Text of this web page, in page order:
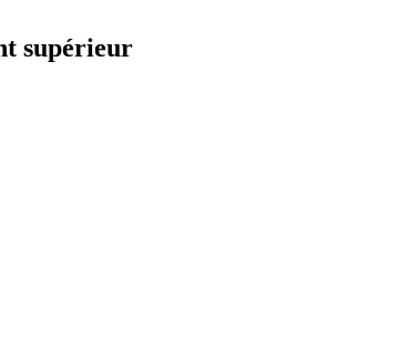
supérieur